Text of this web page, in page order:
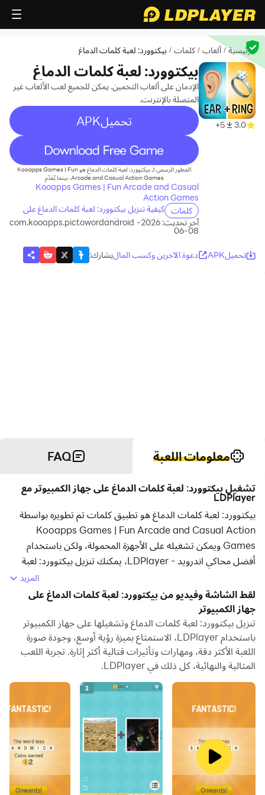
الرئيسية / ألعاب / كلمات / بيكتوورد: لعبة كلمات الدماغ
3.0
5+
بيكتوورد: لعبة كلمات الدماغ
الإدمان على ألعاب التخمين. يمكن للجميع لعب الألعاب غير
المتصلة بالإنترنت.
تحميلAPK
recommend
المطور الرسمي لـ بيكتوورد: لعبة كلمات الدماغ هو Kooapps Games | Fun
Arcade and Casual Action Games، بينما يُقدّم
Kooapps Games | Fun Arcade and Casual
Action Games
كلمات كيفية تنزيل بيكتوورد: لعبة كلمات الدماغ على
جهاز الكمبيوتر الخاص بك
آخر تحديث: 2026-
08-06
com.kooapps.pictowordandroid
تحميلAPK دعوة الآخرين وكسب الماليشارك:
معلومات اللعبة FAQ
تشغيل بيكتوورد: لعبة كلمات الدماغ على جهاز الكمبيوتر مع
LDPlayer
بيكتوورد: لعبة كلمات الدماغ هو تطبيق كلمات تم تطويره بواسطة
Kooapps Games | Fun Arcade and Casual Action
Games ويمكن تشغيله على الأجهزة المحمولة، ولكن باستخدام
أفضل محاكي اندرويد - LDPlayer، يمكنك تنزيل بيكتوورد: لعبة
تشغيل بيكتوورد: لعبة كلمات الدماغ على جهاز الكمبيوتر، يمكنك
التصفح بوضوح على شاشة كبيرة، كما أن التحكم في التطبيقات
باستخدام الماوس ولوحة المفاتيح أسرع بكثير من لمس الشاشة،
ولن داعي للقلق أبدًا بشأن قوة جهازك.
بفضل ميزات المثيلات المتعددة والمزامنة، يمكنك أيضًا تشغيل
تطبيقات وحسابات متعددة على جهاز الكمبيوتر الخاص بك.
تعمل وظيفة نقل الملفات بين المحاكي والكمبيوتر على تسهيل
مشاركة الصور ومقاطع الفيديو والملفات.
قم بتنزيل بيكتوورد: لعبة كلمات الدماغ وتشغيله على جهاز الكمبيوتر
الآن واستمتع بالشاشة الكبيرة وجودة الصورة عالية الوضوح لإصدار
الكمبيوتر الشخصي!
المزيد
لقط الشاشة وفيديو من بيكتوورد: لعبة كلمات الدماغ على
جهاز الكمبيوتر
تنزيل بيكتوورد: لعبة كلمات الدماغ وتشغيلها على جهاز الكمبيوتر
باستخدام LDPlayer، الاستمتاع بميزة رؤية أوسع، وجودة صورة
اللعبة الأكثر دقة، ومهارات وتأثيرات قتالية أكثر إثارة. تجربة اللعب
المثالية والنهائية، كل ذلك في LDPlayer.